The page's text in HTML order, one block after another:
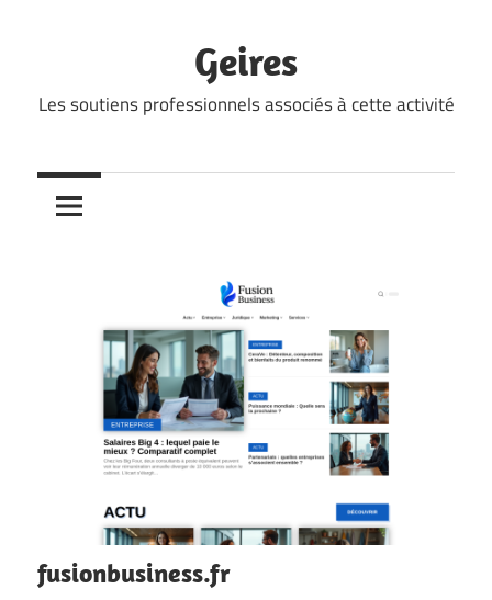
Geires
Les soutiens professionnels associés à cette activité
fusionbusiness.fr